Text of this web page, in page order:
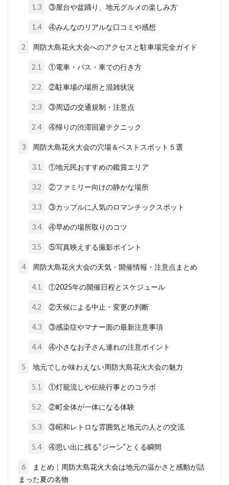
1.3 ③屋台や盆踊り、地元グルメの楽しみ方
1.4 ④みんなのリアルな口コミや感想
2 周防大島花火大会へのアクセスと駐車場完全ガイド
2.1 ①電車・バス・車での行き方
2.2 ②駐車場の場所と混雑状況
2.3 ③周辺の交通規制・注意点
2.4 ④帰りの渋滞回避テクニック
3 周防大島花火大会の穴場＆ベストスポット５選
3.1 ①地元民おすすめの鑑賞エリア
3.2 ②ファミリー向けの静かな場所
3.3 ③カップルに人気のロマンチックスポット
3.4 ④早めの場所取りのコツ
3.5 ⑤写真映えする撮影ポイント
4 周防大島花火大会の天気・開催情報・注意点まとめ
4.1 ①2025年の開催日程とスケジュール
4.2 ②天候による中止・変更の判断
4.3 ③感染症やマナー面の最新注意事項
4.4 ④小さなお子さん連れの注意ポイント
5 地元でしか味わえない周防大島花火大会の魅力
5.1 ①灯籠流しや伝統行事とのコラボ
5.2 ②町全体が一体になる体験
5.3 ③昭和レトロな雰囲気と地元の人との交流
5.4 ④思い出に残る“ジーン”とくる瞬間
6
まとめ｜周防大島花火大会は地元の温かさと感動が詰
まった夏の名物